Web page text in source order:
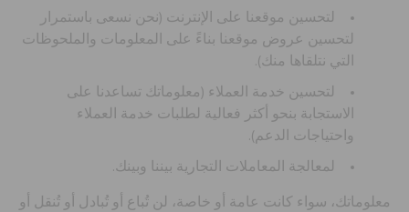
تسجيل الدخول / اشتراك
قائمة الامنيات
لتحسين موقعنا على الإنترنت (نحن نسعى باستمرار
لتحسين عروض موقعنا بناءً على المعلومات والملحوظات
التي نتلقاها منك).
لتحسين خدمة العملاء (معلوماتك تساعدنا على
الاستجابة بنحو أكثر فعالية لطلبات خدمة العملاء
واحتياجات الدعم).
لمعالجة المعاملات التجارية بيننا وبينك.
معلوماتك، سواء كانت عامة أو خاصة، لن تُباع أو تُبادل أو تُنقل أو